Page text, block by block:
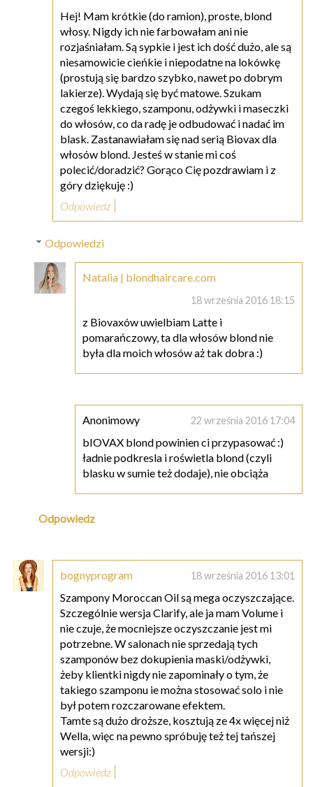
Hej! Mam krótkie (do ramion), proste, blond
włosy. Nigdy ich nie farbowałam ani nie
rozjaśniałam. Są sypkie i jest ich dość dużo, ale są
niesamowicie cieńkie i niepodatne na lokówkę
(prostują się bardzo szybko, nawet po dobrym
lakierze). Wydają się być matowe. Szukam
czegoś lekkiego, szamponu, odżywki i maseczki
do włosów, co da radę je odbudować i nadać im
blask. Zastanawiałam się nad serią Biovax dla
włosów blond. Jesteś w stanie mi coś
polecić/doradzić? Gorąco Cię pozdrawiam i z
góry dziękuję :)
Odpowiedz
Odpowiedzi
Natalia | blondhaircare.com
18 września 2016 18:15
z Biovaxów uwielbiam Latte i
pomarańczowy, ta dla włosów blond nie
była dla moich włosów aż tak dobra :)
Anonimowy 22 września 2016 17:04
bIOVAX blond powinien ci przypasować :)
ładnie podkresla i roświetla blond (czyli
blasku w sumie też dodaje), nie obciąża
Odpowiedz
bognyprogram 18 września 2016 13:01
Szampony Moroccan Oil są mega oczyszczające.
Szczególnie wersja Clarify, ale ja mam Volume i
nie czuje, że mocniejsze oczyszczanie jest mi
potrzebne. W salonach nie sprzedają tych
szamponów bez dokupienia maski/odżywki,
żeby klientki nigdy nie zapominały o tym, że
takiego szamponu ie można stosować solo i nie
był potem rozczarowane efektem.
Tamte są dużo droższe, kosztują ze 4x więcej niż
Wella, więc na pewno spróbuję też tej tańszej
wersji:)
Odpowiedz